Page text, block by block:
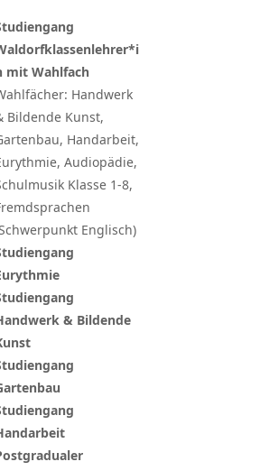
mit Wahlfach
Handwerk
Bildende Kunst,
Handarbeit,
Audiopädie,
Klasse 1-8,
Englisch)
& Bildende